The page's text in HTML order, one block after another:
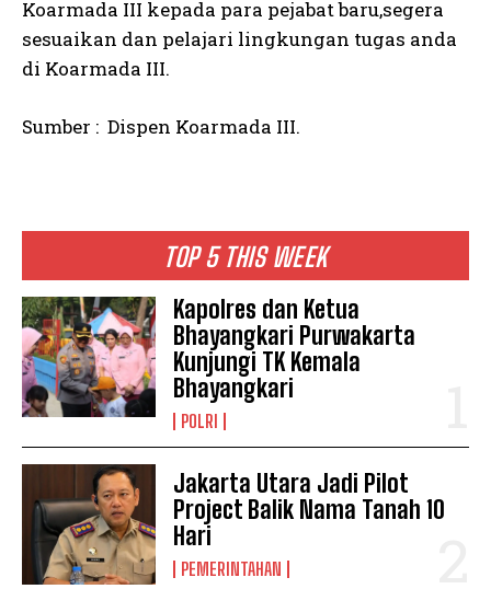
TOP 5 THIS WEEK
Kapolres dan Ketua
Bhayangkari Purwakarta
Kunjungi TK Kemala
Bhayangkari
POLRI
Jakarta Utara Jadi Pilot
Project Balik Nama Tanah 10
Hari
PEMERINTAHAN
Koarmada III kepada para pejabat baru,segera
sesuaikan dan pelajari lingkungan tugas anda
di Koarmada III.
Sumber : Dispen Koarmada III.